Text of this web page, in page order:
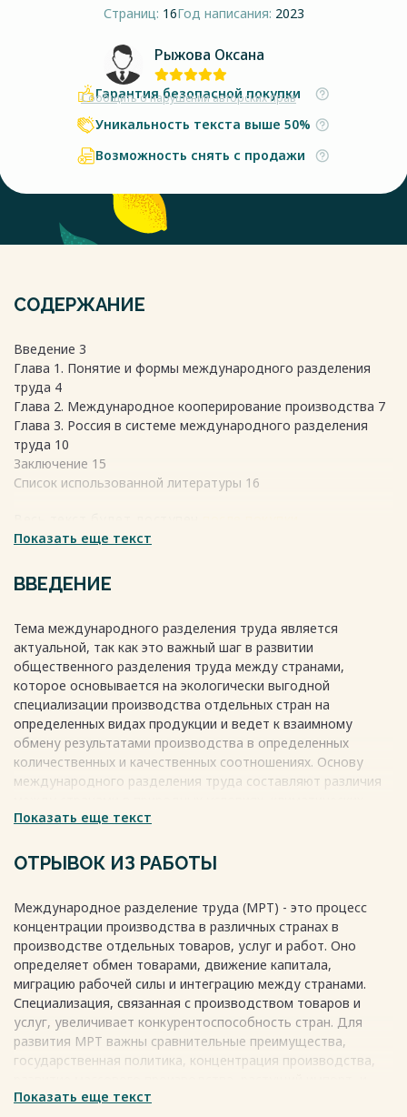
Страниц: 16Год написания: 2023
Рыжова Оксана
Сообщить о нарушении авторских прав
Гарантия безопасной покупки
Уникальность текста выше 50%
Возможность снять с продажи
СОДЕРЖАНИЕ
Введение 3
Глава 1. Понятие и формы международного разделения
труда 4
Глава 2. Международное кооперирование производства 7
Глава 3. Россия в системе международного разделения
труда 10
Заключение 15
Список использованной литературы 16
Показать еще текст
ВВЕДЕНИЕ
Тема международного разделения труда является
актуальной, так как это важный шаг в развитии
общественного разделения труда между странами,
которое основывается на экологически выгодной
специализации производства отдельных стран на
определенных видах продукции и ведет к взаимному
обмену результатами производства в определенных
количественных и качественных соотношениях. Основу
международного разделения труда составляют различия
условиях, сырьевых ресурсах и источниках энергии.
экономических систем: от мирового хозяйства до рабочего
Показать еще текст
ОТРЫВОК ИЗ РАБОТЫ
Международное разделение труда (МРТ) - это процесс
концентрации производства в различных странах в
производстве отдельных товаров, услуг и работ. Оно
определяет обмен товарами, движение капитала,
миграцию рабочей силы и интеграцию между странами.
Специализация, связанная с производством товаров и
услуг, увеличивает конкурентоспособность стран. Для
развития МРТ важны сравнительные преимущества,
государственная политика, концентрация производства,
развитие транспортной инфраструктуры. МРТ является
Показать еще текст